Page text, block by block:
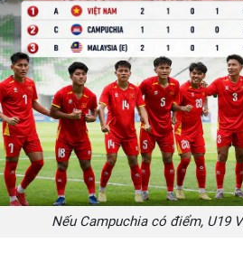
Nếu Campuchia có điểm, U19